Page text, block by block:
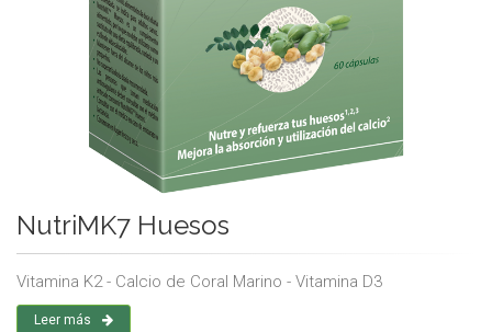
NutriMK7 Huesos
Vitamina K2 - Calcio de Coral Marino - Vitamina D3
Leer más